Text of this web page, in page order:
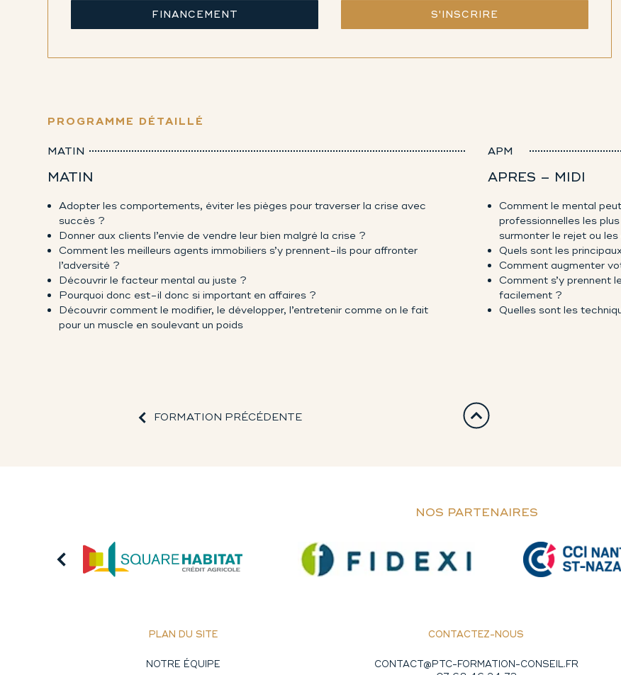
FINANCEMENT S'INSCRIRE
PROGRAMME DÉTAILLÉ
MATIN
MATIN
Adopter les comportements, éviter les pièges pour traverser la crise avec
succès ?
Donner aux clients l’envie de vendre leur bien malgré la crise ?
Comment les meilleurs agents immobiliers s’y prennent-ils pour affronter
l’adversité ?
Découvrir le facteur mental au juste ?
Pourquoi donc est-il donc si important en affaires ?
Découvrir comment le modifier, le développer, l’entretenir comme on le fait
pour un muscle en soulevant un poids
APM
APRES – MIDI
Comment le mental
professionnelles les
surmonter le rejet ou
Quels sont les
Comment augmenter
Comment s’y prennent
facilement ?
Quelles sont les
FORMATION PRÉCÉDENTE
NOS PARTENAIRES
PLAN DU SITE
NOTRE ÉQUIPE
CONTACTEZ-NOUS
CONTACT@PTC-FORMATION-CONSEIL.FR